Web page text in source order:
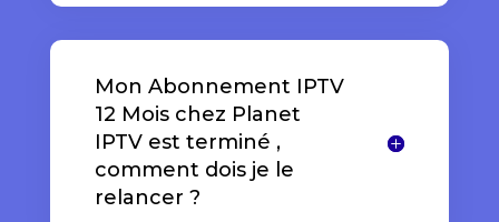
Mon Abonnement IPTV
12 Mois chez Planet
IPTV est terminé ,
comment dois je le
relancer ?